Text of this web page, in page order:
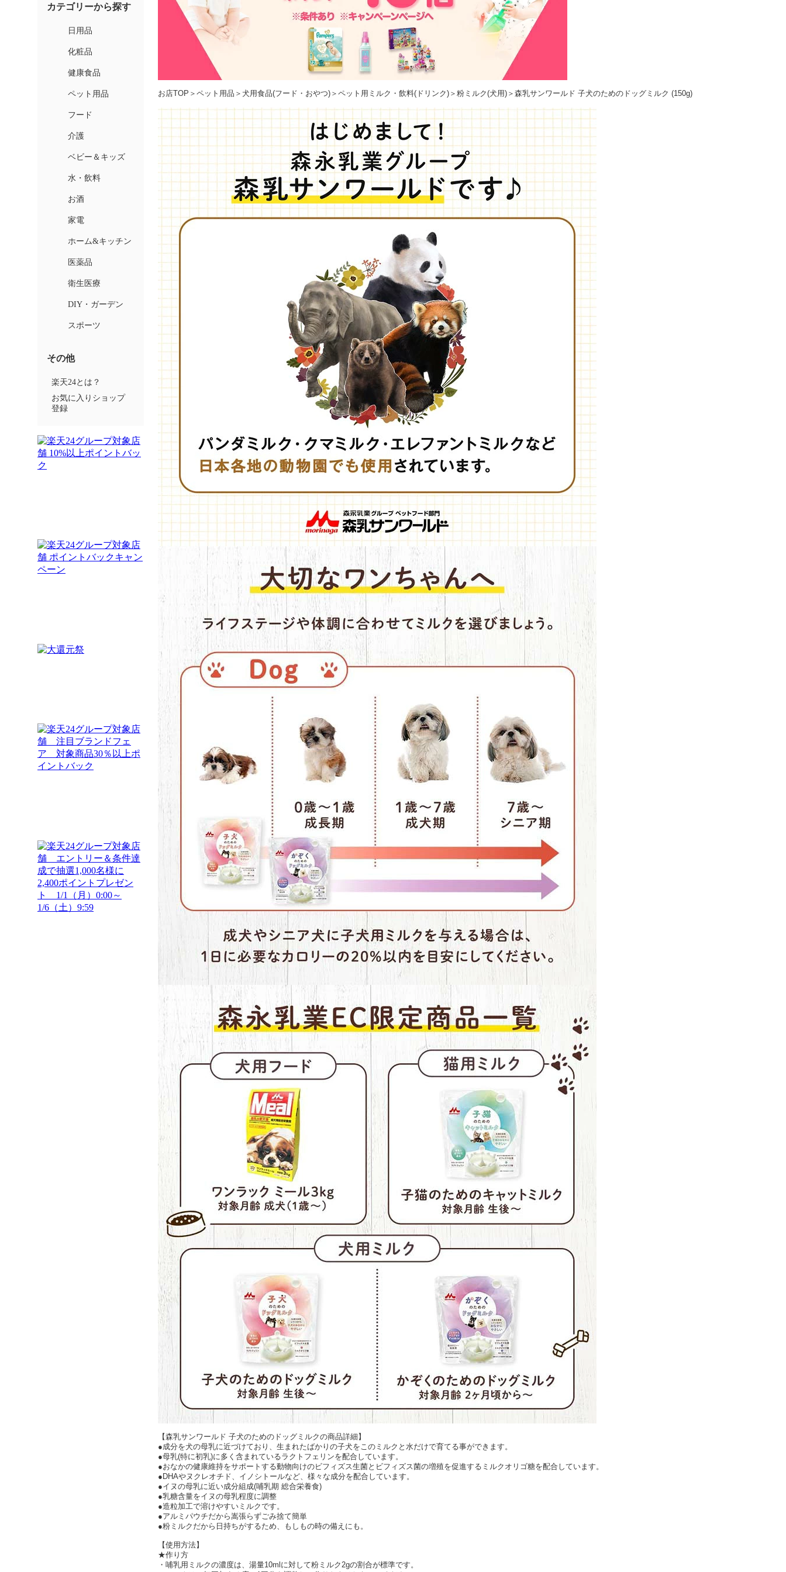
お店TOP ＞ ペット用品 ＞ 犬用食品(フード・おやつ) ＞ ペット用ミルク・飲料(ドリンク) ＞ 粉ミルク(犬用) ＞森乳サンワールド 子犬のためのドッグミルク (150g)
【森乳サンワールド 子犬のためのドッグミルクの商品詳細】
●成分を犬の母乳に近づけており、生まれたばかりの子犬をこのミルクと水だけで育てる事ができます。
●母乳(特に初乳)に多く含まれているラクトフェリンを配合しています。
●おなかの健康維持をサポートする動物向けのビフィズス生菌とビフィズス菌の増殖を促進するミルクオリゴ糖を配合しています。
●DHAやヌクレオチド、イノシトールなど、様々な成分を配合しています。
●イヌの母乳に近い成分組成(哺乳期 総合栄養食)
●乳糖含量をイヌの母乳程度に調整
●造粒加工で溶けやすいミルクです。
●アルミパウチだから嵩張らずごみ捨て簡単
●粉ミルクだから日持ちがするため、もしもの時の備えにも。
【使用方法】
★作り方
・哺乳用ミルクの濃度は、湯量10mlに対して粉ミルク2gの割合が標準です。